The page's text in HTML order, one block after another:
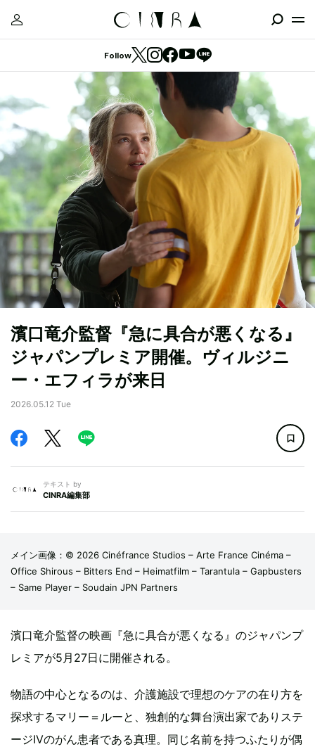
Follow
濱口竜介監督『急に具合が悪くなる』
ジャパンプレミア開催。ヴィルジニ
ー・エフィラが来日
2026.05.12 Tue
テキスト by
CINRA編集部
メイン画像：© 2026 Cinéfrance Studios – Arte France Cinéma –
Office Shirous – Bitters End – Heimatfilm – Tarantula – Gapbusters
– Same Player – Soudain JPN Partners
濱口竜介監督の映画『急に具合が悪くなる』のジャパンプ
レミアが5月27日に開催される。
物語の中心となるのは、介護施設で理想のケアの在り方を
探求するマリー＝ルーと、独創的な舞台演出家でありステ
ージIVのがん患者である真理。同じ名前を持つふたりが偶